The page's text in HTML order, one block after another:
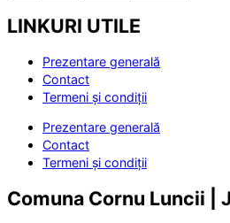
LINKURI UTILE
Prezentare generală
Contact
Termeni și condiții
Prezentare generală
Contact
Termeni și condiții
Comuna Cornu Luncii |